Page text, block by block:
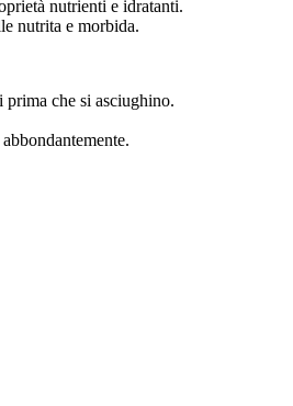
nutrienti e idratanti.
nutrita e morbida.
che si asciughino.